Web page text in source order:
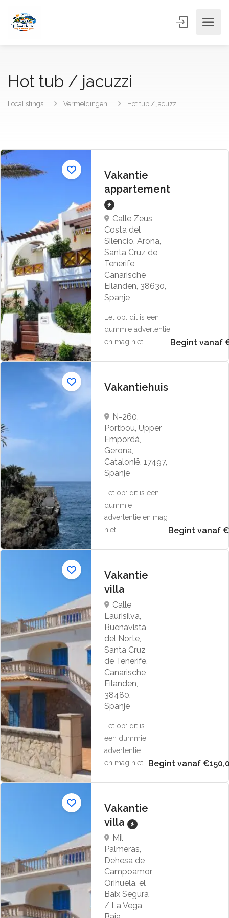
Hot tub / jacuzzi
Localistings Vermeldingen Hot tub / jacuzzi
Vakantie
appartement
Calle Zeus,
Costa del
Silencio, Arona,
Santa Cruz de
Tenerife,
Canarische
Eilanden, 38630,
Spanje
Let op: dit is een
dummie advertentie
en mag niet...
Begint vanaf
Vakantiehuis
N-260,
Portbou, Upper
Empordà,
Gerona,
Catalonië, 17497,
Spanje
Let op: dit is een
dummie
advertentie en mag
niet...
Begint vanaf
Vakantie
villa
Calle
Laurisilva,
Buenavista
del Norte,
Santa Cruz
de Tenerife,
Canarische
Eilanden,
38480,
Spanje
Let op: dit is
een dummie
advertentie
en mag niet...
Begint vanaf
Vakantie
villa
Mil
Palmeras,
Dehesa de
Campoamor,
Orihuela, el
Baix Segura
/ La Vega